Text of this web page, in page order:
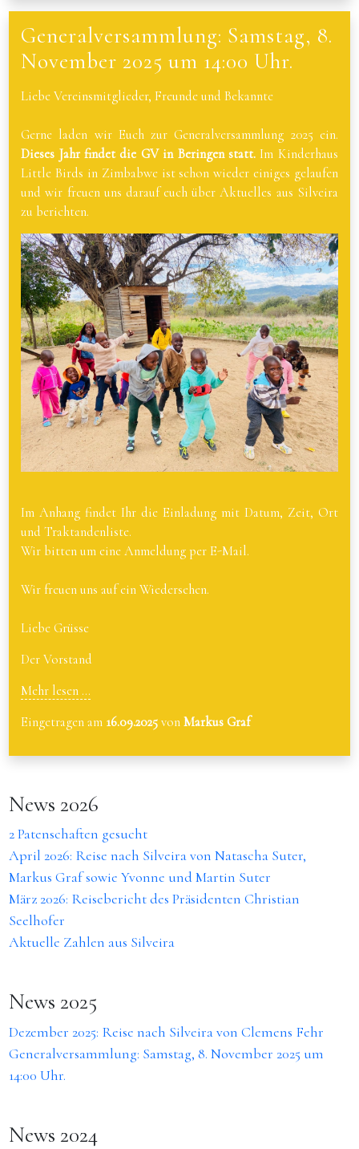
Generalversammlung: Samstag, 8.
November 2025 um 14:00 Uhr.
Liebe Vereinsmitglieder, Freunde und Bekannte
Gerne laden wir Euch zur Generalversammlung 2025 ein.
Dieses Jahr findet die GV in Beringen statt.Im Kinderhaus
Little Birds in Zimbabwe ist schon wieder einiges gelaufen
und wir freuen uns darauf euch über Aktuelles aus Silveira
zu berichten.
Im Anhang findet Ihr die Einladung mit Datum, Zeit, Ort
und Traktandenliste.
Wir bitten um eine Anmeldung per E-Mail.
Wir freuen uns auf ein Wiedersehen.
Liebe Grüsse
Der Vorstand
Mehr lesen ...
Eingetragen am 16.09.2025 vonMarkus Graf
News 2026
2 Patenschaften gesucht
April 2026: Reise nach Silveira von Natascha Suter,
Markus Graf sowie Yvonne und Martin Suter
März 2026: Reisebericht des Präsidenten Christian
Seelhofer
Aktuelle Zahlen aus Silveira
News 2025
Dezember 2025: Reise nach Silveira von Clemens Fehr
Generalversammlung: Samstag, 8. November 2025 um
14:00 Uhr.
News 2024